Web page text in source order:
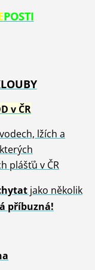
POSTI
v ČR
lžích a
plášťů v ČR
jako několik
příbuzná!